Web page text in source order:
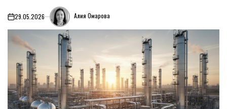
on29.05.2026 Алия Омарова